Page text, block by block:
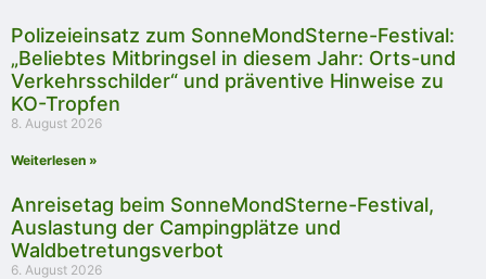
Polizeieinsatz zum SonneMondSterne-Festival:
„Beliebtes Mitbringsel in diesem Jahr: Orts-und
Verkehrsschilder“ und präventive Hinweise zu
KO-Tropfen
8. August 2026
Weiterlesen »
Anreisetag beim SonneMondSterne-Festival,
Auslastung der Campingplätze und
Waldbetretungsverbot
6. August 2026